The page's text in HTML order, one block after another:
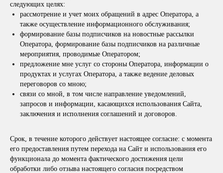
следующих целях:
рассмотрение и учет моих обращений в адрес Оператора, а
также осуществление информационного обслуживания;
формирование базы подписчиков на новостные рассылки
Оператора, формирование базы подписчиков на различные
мероприятия, проводимые Оператором;
предложение мне услуг со стороны Оператора, информации о
продуктах и услугах Оператора, а также ведение деловых
переговоров со мною;
связи со мной, в том числе направление уведомлений,
запросов и информации, касающихся использования Сайта,
заключения и исполнения соглашений и договоров.
Срок, в течение которого действует настоящее согласие: с момента
его предоставления путем перехода на Сайт и использования его
функционала до момента фактического достижения цели
обработки либо отзыва настоящего согласия посредством